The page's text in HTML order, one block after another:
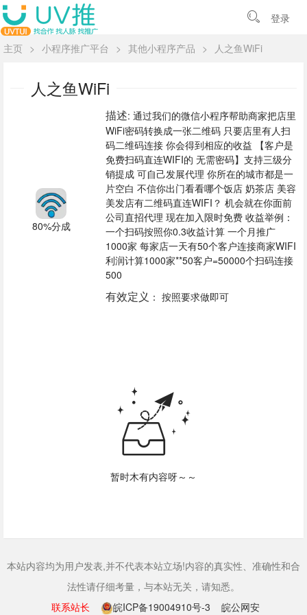
登录
主页 > 小程序推广平台 > 其他小程序产品 > 人之鱼WiFi
人之鱼WiFi
80%分成
描述: 通过我们的微信小程序帮助商家把店里
WiFi密码转换成一张二维码 只要店里有人扫
码二维码连接 你会得到相应的收益 【客户是
免费扫码直连WIFI的 无需密码】支持三级分
销提成 可自己发展代理 你所在的城市都是一
片空白 不信你出门看看哪个饭店 奶茶店 美容
美发店有二维码直连WIFI？ 机会就在你面前
公司直招代理 现在加入限时免费 收益举例：
一个扫码按照你0.3收益计算 一个月推广
1000家 每家店一天有50个客户连接商家WIFI
利润计算1000家**50客户=50000个扫码连接
500
有效定义 ： 按照要求做即可
暂时木有内容呀～～
本站内容均为用户发表,并不代表本站立场!内容的真实性、准确性和合
法性请仔细考量，与本站无关，请知悉。
联系站长
皖ICP备19004910号-3 皖公网安